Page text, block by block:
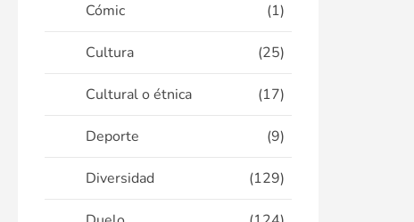
Cómic (1)
Cultura (25)
Cultural o étnica (17)
Deporte (9)
Diversidad (129)